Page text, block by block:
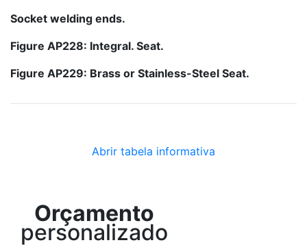
Socket welding ends.
Figure AP228: Integral. Seat.
Figure AP229: Brass or Stainless-Steel Seat.
Abrir tabela informativa
Orçamento
personalizado